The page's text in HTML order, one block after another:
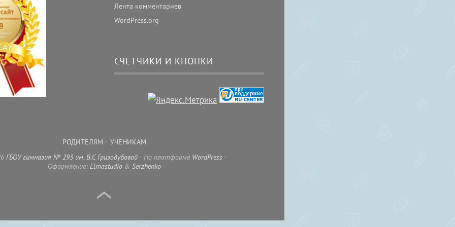
Лента комментариев
WordPress.org
СЧЁТЧИКИ И КНОПКИ
РОДИТЕЛЯМ
УЧЕНИКАМ
ГБОУ гимназия № 293 им. В.С Гризодубовой На платформе WordPress
Оформление: Elmastudio& Serzhenko